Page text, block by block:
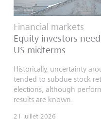
Financial markets
Equity investors
US midterms
Historically, uncertainty
tended to subdue stock
elections, although
results are known.
21 juillet 2026